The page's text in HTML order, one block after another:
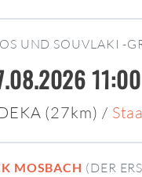
UND SOUVLAKI -
(27km) /
MOSBACH (DER